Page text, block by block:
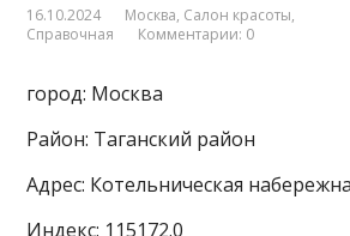
16.10.2024 Москва, Салон красоты,
Справочная
Комментарии: 0
город: Москва
Район: Таганский район
Адрес: Котельническая
Индекс: 115172.0